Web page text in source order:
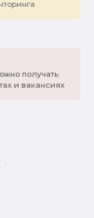
получать
и вакансиях